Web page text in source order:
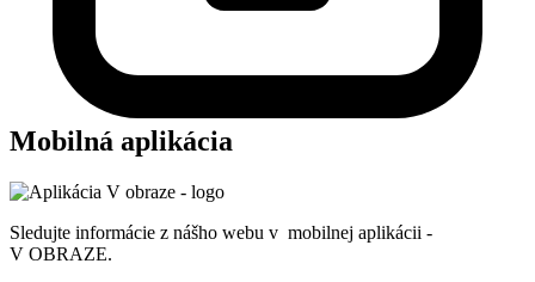
Mobilná aplikácia
Sledujte informácie z nášho webu v mobilnej aplikácii -
V OBRAZE.